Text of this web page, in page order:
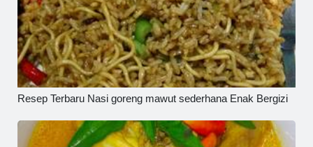
Resep Terbaru Nasi goreng mawut sederhana Enak Bergizi